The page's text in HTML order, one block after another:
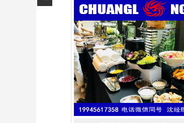
赁、ibm签到桌、宴会椅、贵宾椅、沙
发、办公家具、圆桌出租、长条桌租
赁、折叠椅出租和活动用品出租、以
及会场布置大型活动等一站式服务！
外送商务茶歇，会议用餐、披萨、匠
人烘焙随时为您服务!...